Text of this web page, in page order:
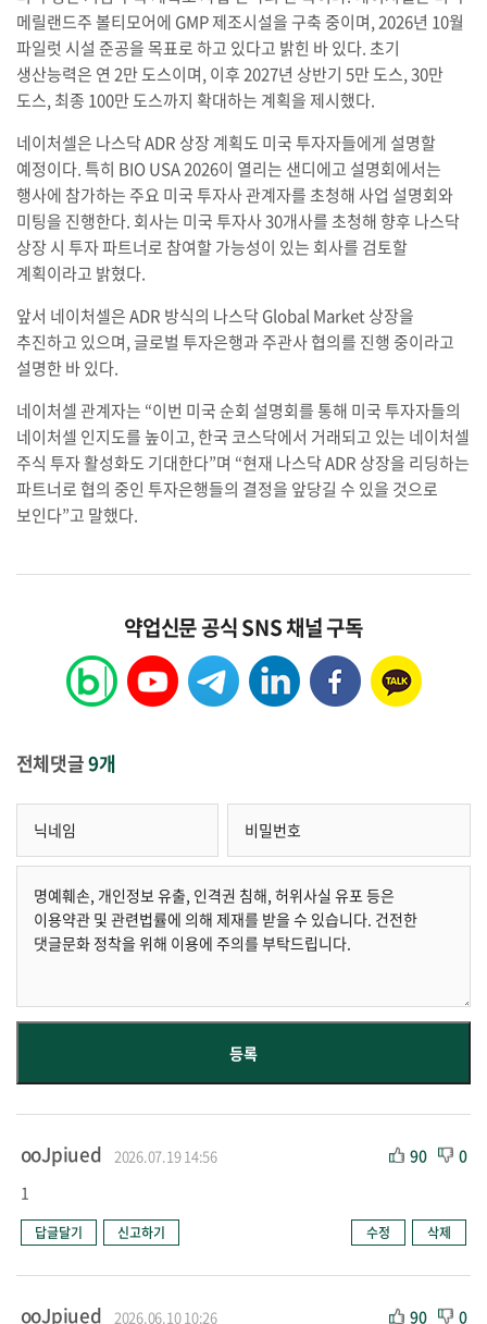
메릴랜드주 볼티모어에 GMP 제조시설을 구축 중이며, 2026년 10월
파일럿 시설 준공을 목표로 하고 있다고 밝힌 바 있다. 초기
생산능력은 연 2만 도스이며, 이후 2027년 상반기 5만 도스, 30만
도스, 최종 100만 도스까지 확대하는 계획을 제시했다.
네이처셀은 나스닥 ADR 상장 계획도 미국 투자자들에게 설명할
예정이다. 특히 BIO USA 2026이 열리는 샌디에고 설명회에서는
행사에 참가하는 주요 미국 투자사 관계자를 초청해 사업 설명회와
미팅을 진행한다. 회사는 미국 투자사 30개사를 초청해 향후 나스닥
상장 시 투자 파트너로 참여할 가능성이 있는 회사를 검토할
계획이라고 밝혔다.
앞서 네이처셀은 ADR 방식의 나스닥 Global Market 상장을
추진하고 있으며, 글로벌 투자은행과 주관사 협의를 진행 중이라고
설명한 바 있다.
네이처셀 관계자는 “이번 미국 순회 설명회를 통해 미국 투자자들의
네이처셀 인지도를 높이고, 한국 코스닥에서 거래되고 있는 네이처셀
주식 투자 활성화도 기대한다”며 “현재 나스닥 ADR 상장을 리딩하는
파트너로 협의 중인 투자은행들의 결정을 앞당길 수 있을 것으로
보인다”고 말했다.
약업신문 공식 SNS 채널 구독
전체댓글9개
ooJpiued 2026.07.19 14:56 90
0
1
답글달기 신고하기 수정 삭제
ooJpiued 2026.06.10 10:26 90
0